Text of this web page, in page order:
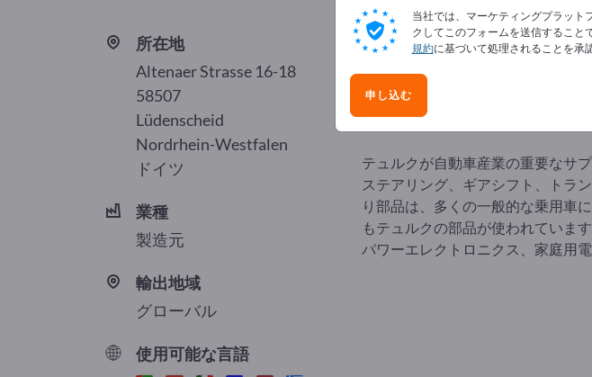
所在地
Altenaer Strasse 16-18
58507
Lüdenscheid
Nordrhein-Westfalen
ドイツ
業種
製造元
輸出地域
グローバル
使用可能な言語
P.C. Turck Produktions- und
P.C.テュルクは、板金成形におけ
テュルクが自動車産業の重要なサ
ステアリング、ギアシフト、トラ
り部品は、多くの一般的な乗用車
もテュルクの部品が使われていま
パワーエレクトロニクス、家庭用
当社では、マーケティングプラット
クしてこのフォームを送信すること
規約に基づいて処理されることを承
申し込む